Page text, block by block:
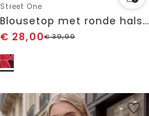
Street One
Blousetop met ronde hals en banddetail
€ 28,00€39,99